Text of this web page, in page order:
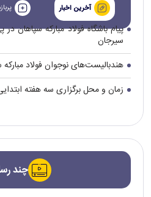
آخرین اخبار
پیام باشگاه فولاد مبارکه سپاهان
سیرجان
هندبالیست‌های نوجوان فولاد
زمان و محل برگزاری سه هفته
چند